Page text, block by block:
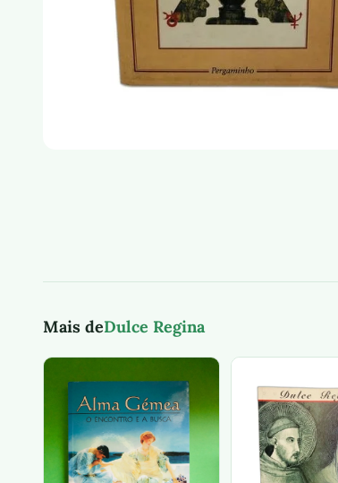
Mais deDulce Regina